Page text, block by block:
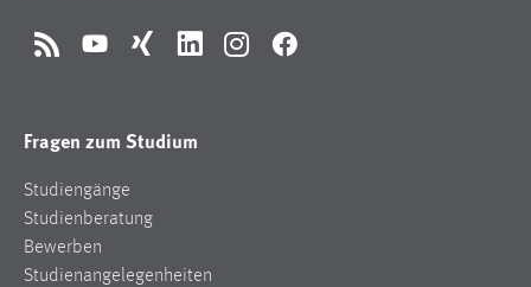
RSS YouTubeXing LinkedInInstagramFacebook
Fragen zum Studium
Studiengänge
Studienberatung
Bewerben
Studienangelegenheiten